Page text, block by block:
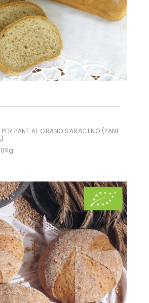
PANE AL GRANO SARACENO (PANE